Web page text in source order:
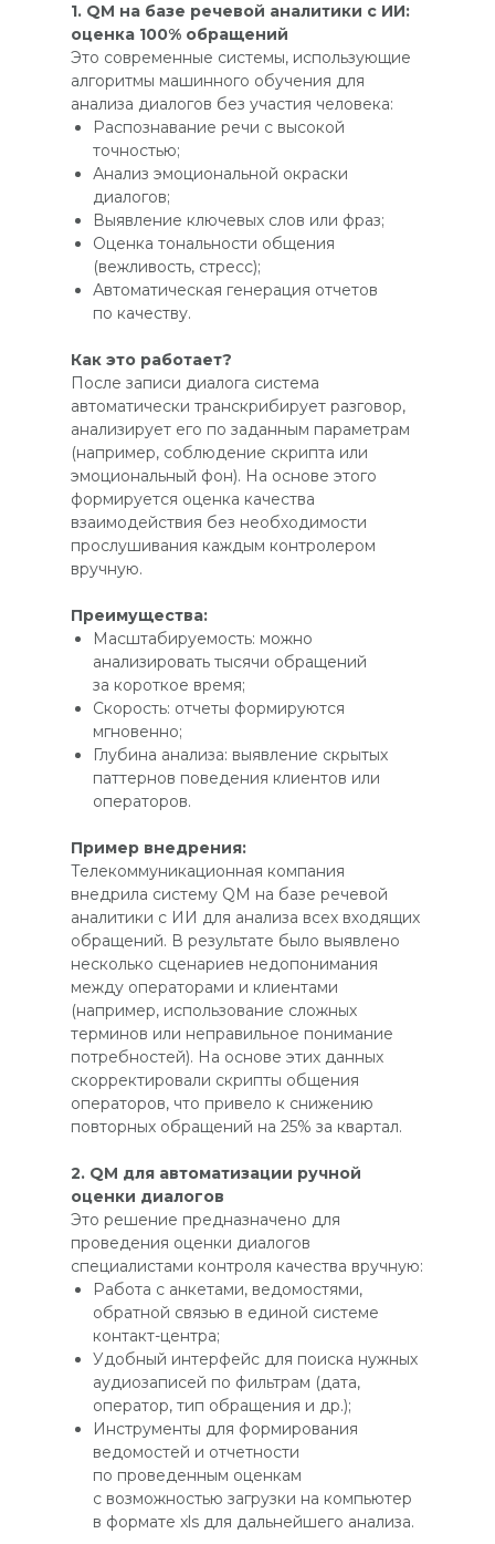
1. QM на базе речевой аналитики с ИИ:
оценка 100% обращений
Это современные системы, использующие
алгоритмы машинного обучения для
анализа диалогов без участия человека:
Распознавание речи с высокой
точностью;
Анализ эмоциональной окраски
диалогов;
Выявление ключевых слов или фраз;
Оценка тональности общения
(вежливость, стресс);
Автоматическая генерация отчетов
по качеству.
Как это работает?
После записи диалога система
автоматически транскрибирует разговор,
анализирует его по заданным параметрам
(например, соблюдение скрипта или
эмоциональный фон). На основе этого
формируется оценка качества
взаимодействия без необходимости
прослушивания каждым контролером
вручную.
Преимущества:
Масштабируемость: можно
анализировать тысячи обращений
за короткое время;
Скорость: отчеты формируются
мгновенно;
Глубина анализа: выявление скрытых
паттернов поведения клиентов или
операторов.
Пример внедрения:
Телекоммуникационная компания
внедрила систему QM на базе речевой
аналитики с ИИ для анализа всех входящих
обращений. В результате было выявлено
несколько сценариев недопонимания
между операторами и клиентами
(например, использование сложных
терминов или неправильное понимание
потребностей). На основе этих данных
скорректировали скрипты общения
операторов, что привело к снижению
повторных обращений на 25% за квартал.
2. QM для автоматизации ручной
оценки диалогов
Это решение предназначено для
проведения оценки диалогов
специалистами контроля качества вручную:
Работа с анкетами, ведомостями,
обратной связью в единой системе
контакт-центра;
Удобный интерфейс для поиска нужных
аудиозаписей по фильтрам (дата,
оператор, тип обращения и др.);
Инструменты для формирования
ведомостей и отчетности
по проведенным оценкам
с возможностью загрузки на компьютер
в формате xls для дальнейшего анализа.